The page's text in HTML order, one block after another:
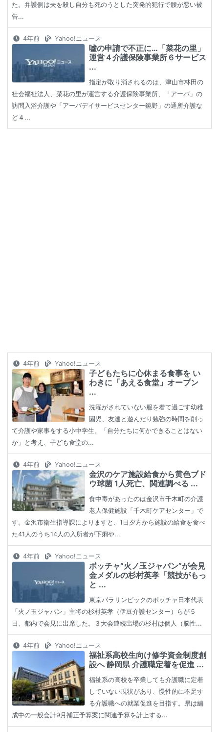
た。弁護側は夫を殺し自分も死のうとした突発的犯行で腰が悪い被
告...
4年前 Yahoo!ニュース
嘘の申請で不正に…「菜花の里」
運営４介護保険事業所６サービス
...
指定が取り消されるのは、津山市林田の
社会福祉法人、菜花の里が運営する介護保険事業所、「アーバ」の
訪問入浴介護や「アーバデイサービスセンター鏡野」の通所介護な
ど４...
4年前 Yahoo!ニュース
子どもたちに心休まる食事を い
わきに「あえる食堂」オープン
...
洗濯がされていない服を着て過ごす幼稚
園児、友達と遊んだり勉強の時間を削っ
て介護や家事をする小中学生。「自分たちに何かできることはない
か」と考え、子ども食堂の...
4年前 Yahoo!ニュース
金沢のケア施設給食から黄色ブド
ウ球菌 1人死亡、関連調べる ...
食中毒があったのは金沢市千木町の介護
老人保健施設「千木町ケアセンター」で
す。金沢市衛生指導課によりますと、1日夕方から施設の給食を食べ
た41人のうち14人の入所者が下痢や...
4年前 Yahoo!ニュース
ボッチャ“火ノ玉ジャパン”が会見
金メダルの杉村英孝「競技がもっ
と ...
東京パラリンピックのボッチャ日本代表
「火ノ玉ジャパン」主将の杉村英孝（伊豆介護センター）らが５
日、都内で会見に出席した。３大会連続出場の杉村は個人（脳性...
4年前 Yahoo!ニュース
福祉系高校生向け修学資金制度創
設へ 静岡県 介護職定着を促進 ...
福祉系の高校を卒業しても介護職に定着
していない現状があり、慢性的に不足す
る介護職への就業促進を目指す。県は編
成中の一般会計9月補正予算案に関連予算を計上する...